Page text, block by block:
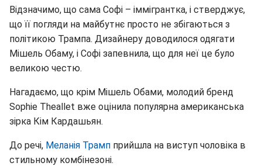
Відзначимо, що сама Софі – іммігрантка, і стверджує,
що її погляди на майбутнє просто не збігаються з
політикою Трампа. Дизайнеру доводилося одягати
Мішель Обаму, і Софі запевнила, що для неї це було
великою честю.
Нагадаємо, що крім Мішель Обами, молодий бренд
Sophie Theallet вже оцінила популярна американська
зірка Кім Кардашьян.
До речі, Меланія Трамп прийшла на виступ чоловіка в
стильному комбінезоні.